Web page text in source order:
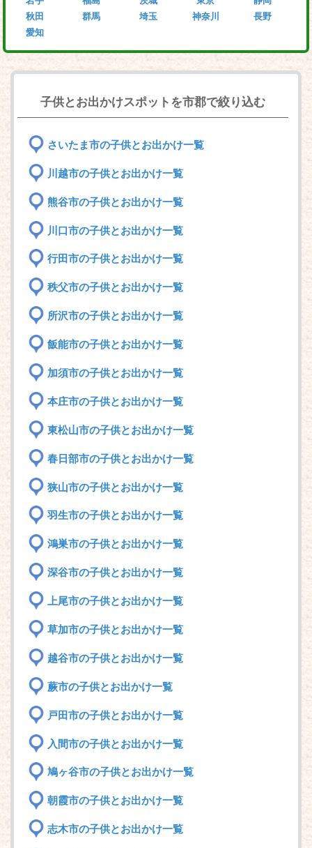
秋田
愛知
群馬
埼玉
神奈川
長野
子供とお出かけスポットを市郡で絞り込む
さいたま市の子供とお出かけ一覧
川越市の子供とお出かけ一覧
熊谷市の子供とお出かけ一覧
川口市の子供とお出かけ一覧
行田市の子供とお出かけ一覧
秩父市の子供とお出かけ一覧
所沢市の子供とお出かけ一覧
飯能市の子供とお出かけ一覧
加須市の子供とお出かけ一覧
本庄市の子供とお出かけ一覧
東松山市の子供とお出かけ一覧
春日部市の子供とお出かけ一覧
狭山市の子供とお出かけ一覧
羽生市の子供とお出かけ一覧
鴻巣市の子供とお出かけ一覧
深谷市の子供とお出かけ一覧
上尾市の子供とお出かけ一覧
草加市の子供とお出かけ一覧
越谷市の子供とお出かけ一覧
蕨市の子供とお出かけ一覧
戸田市の子供とお出かけ一覧
入間市の子供とお出かけ一覧
鳩ヶ谷市の子供とお出かけ一覧
朝霞市の子供とお出かけ一覧
志木市の子供とお出かけ一覧